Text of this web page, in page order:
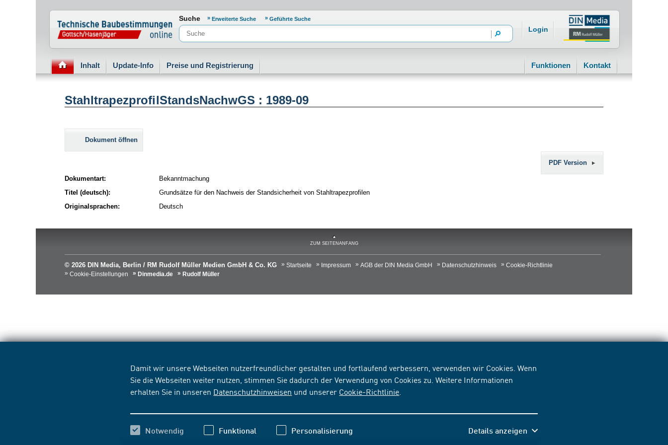
Damit wir unsere Webseiten nutzerfreundlicher gestalten und fortlaufend verbessern, verwenden wir Cookies. Wenn
Sie die Webseiten weiter nutzen, stimmen Sie dadurch der Verwendung von Cookies zu. Weitere Informationen
erhalten Sie in unseren Datenschutzhinweisen und unserer Cookie-Richtlinie
Notwendig Funktional Personalisierung Details anzeigen
Normenportal Barrierefreiheit
Suche Erweiterte Suche Geführte Suche
Login
Inhalt Update-Info Preise und Registrierung Funktionen Kontakt
StahltrapezprofilStandsNachwGS : 1989-09
Dokument öffnen
PDF Version
Dokumentart:
Bekanntmachung
Titel (deutsch):
Grundsätze für den Nachweis der Standsicherheit von Stahltrapezprofilen
Originalsprachen:
Deutsch
ZUM SEITENANFANG
© 2026 DIN Media, Berlin / RM Rudolf Müller Medien GmbH & Co. KG Startseite Impressum AGB der DIN Media GmbH Datenschutzhinweis
Cookie-Richtlinie
Cookie-Einstellungen
Dinmedia.de Rudolf Müller